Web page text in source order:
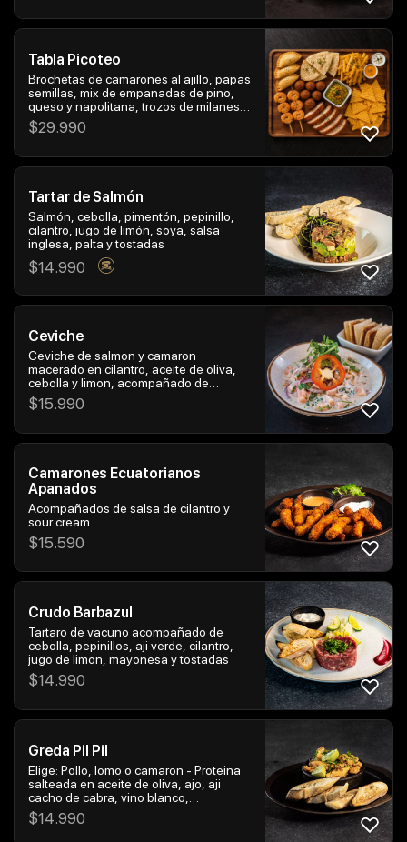
Tabla Picoteo
Brochetas de camarones al ajillo, papas
semillas, mix de empanadas de pino,
queso y napolitana, trozos de milanesa
de pollo, papas fritas con salsa de
queso y nachos con guacamole.
$29.990
Tartar de Salmón
Salmón, cebolla, pimentón, pepinillo,
cilantro, jugo de limón, soya, salsa
inglesa, palta y tostadas
$14.990
Ceviche
Ceviche de salmon y camaron
macerado en cilantro, aceite de oliva,
cebolla y limon, acompañado de
tostadas
$15.990
Camarones Ecuatorianos
Apanados
Acompañados de salsa de cilantro y
sour cream
$15.590
Crudo Barbazul
Tartaro de vacuno acompañado de
cebolla, pepinillos, aji verde, cilantro,
jugo de limon, mayonesa y tostadas
$14.990
Greda Pil Pil
Elige: Pollo, lomo o camaron - Proteina
salteada en aceite de oliva, ajo, aji
cacho de cabra, vino blanco,
acompañado de tostadas
$14.990